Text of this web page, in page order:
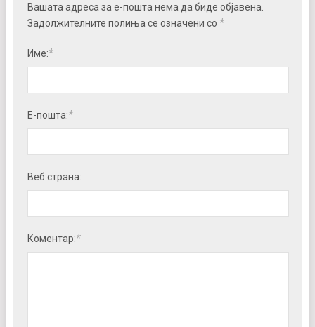
Вашата адреса за е-пошта нема да биде објавена.
Задолжителните полиња се означени со *
Име:*
Е-пошта:*
Веб страна:
Коментар:*